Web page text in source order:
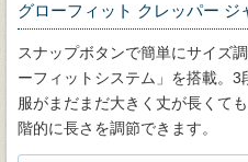
グローフィット クレッパー ジ
スナップボタンで簡単にサイズ
ーフィットシステム」を搭載。3
服がまだまだ大きく丈が長くて
階的に長さを調節できます。